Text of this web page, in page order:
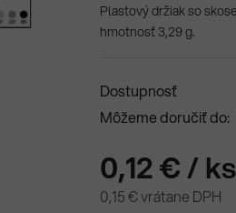
Plastový držiak so
hmotnosť 3,29 g.
Dostupnosť
Môžeme doručiť do:
0,12 €/ ks
0,15 € vrátane DPH